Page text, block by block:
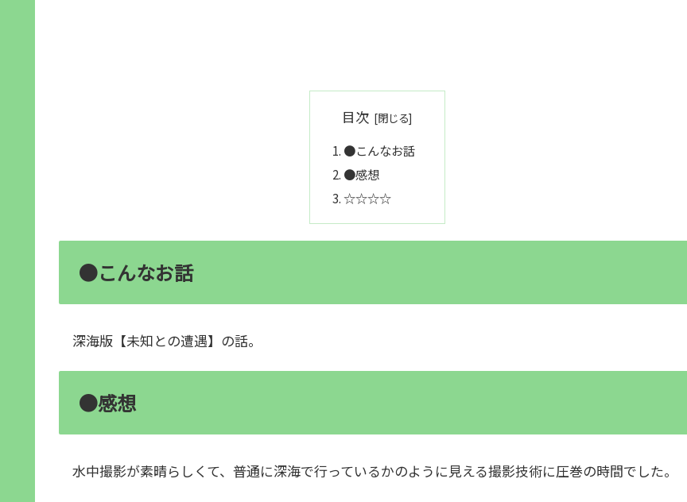
目次
●こんなお話
●感想
☆☆☆☆
●こんなお話
深海版【未知との遭遇】の話。
●感想
水中撮影が素晴らしくて、普通に深海で行っているかのように見える撮影技術に圧巻の時間でした。